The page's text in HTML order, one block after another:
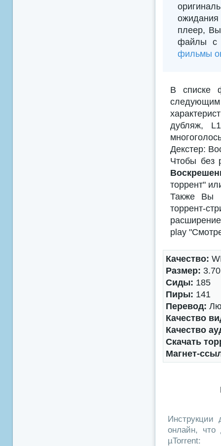
плеер,
файлы с
фильмы
В списке
дубляж,
Декстер:
Чтобы без
торрент"
Также Вы
торрент-
play
Качество:
Размер:
Сиды: 185
Пиры: 141
Перевод:
Качество
Качество
Скачать
Магнет-
Инструкции
онлайн, что
µTorrent: